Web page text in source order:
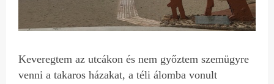
Keveregtem az utcákon és nem győztem szemügyre
venni a takaros házakat, a téli álomba vonult